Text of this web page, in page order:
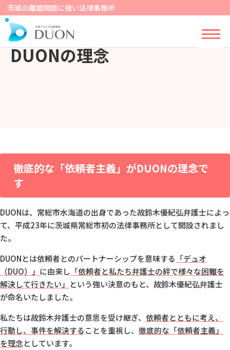
茨城の離婚問題に強い法律事務所
DUONの理念
徹底的な「依頼者主義」がDUONの理念で
す
DUONは、常総市水海道の出身であった故鈴木優紀弘弁護士によっ
て、 平成23年に茨城県常総市初の法律事務所として開設されまし
た。
DUONとは依頼者とのパートナーシップを意味する 「デュオ
（DUO）」 に由来し 「依頼者と私たち弁護士の絆で様々な困難を
解決して行きたい」 という強い決意のもと、 故鈴木優紀弘弁護士
が命名いたしました。
私たちは故鈴木弁護士の意思を受け継ぎ、 依頼者とともに考え、
行動し、 事件を解決することを重視し、 徹底的な「依頼者主義」
を理念としています。